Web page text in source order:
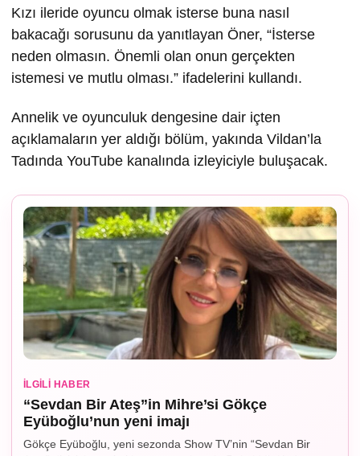
Kızı ileride oyuncu olmak isterse buna nasıl
bakacağı sorusunu da yanıtlayan Öner, “İsterse
neden olmasın. Önemli olan onun gerçekten
istemesi ve mutlu olması.” ifadelerini kullandı.
Annelik ve oyunculuk dengesine dair içten
açıklamaların yer aldığı bölüm, yakında Vildan’la
Tadında YouTube kanalında izleyiciyle buluşacak.
İLGILI HABER
“Sevdan Bir Ateş”in Mihre’si Gökçe
Eyüboğlu’nun yeni imajı
Gökçe Eyüboğlu, yeni sezonda Show TV’nin “Sevdan Bir